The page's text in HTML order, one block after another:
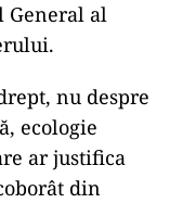
General al
nu despre
ecologie
ar justifica
din